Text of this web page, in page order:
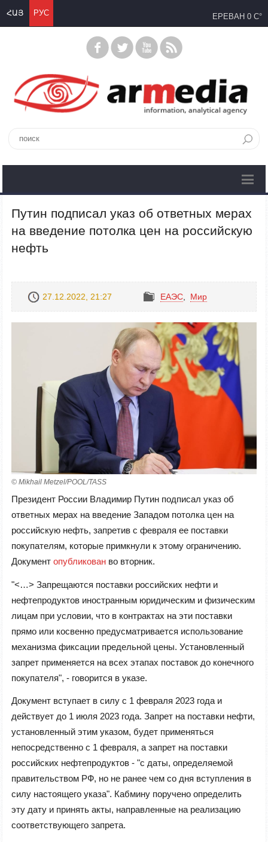
ՀԱՅ РУС ЕРЕВАН 0 C°
Путин подписал указ об ответных мерах
на введение потолка цен на российскую
нефть
27.12.2022, 21:27 ЕАЭС Mир
© Mikhail Metzel/POOL/TASS
Президент России Владимир Путин подписал указ об
ответных мерах на введение Западом потолка цен на
российскую нефть, запретив с февраля ее поставки
покупателям, которые примкнули к этому ограничению.
Документ опубликован во вторник.
"<…> Запрещаются поставки российских нефти и
нефтепродуктов иностранным юридическим и физическим
лицам при условии, что в контрактах на эти поставки
прямо или косвенно предусматривается использование
механизма фиксации предельной цены. Установленный
запрет применяется на всех этапах поставок до конечного
покупателя", - говорится в указе.
Документ вступает в силу с 1 февраля 2023 года и
действует до 1 июля 2023 года. Запрет на поставки нефти,
установленный этим указом, будет применяться
непосредственно с 1 февраля, а запрет на поставки
российских нефтепродуктов - "с даты, определяемой
правительством РФ, но не ранее чем со дня вступления в
силу настоящего указа". Кабмину поручено определить
эту дату и принять акты, направленные на реализацию
соответствующего запрета.